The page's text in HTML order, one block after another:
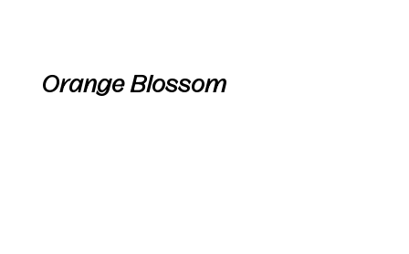
Orange Blossom